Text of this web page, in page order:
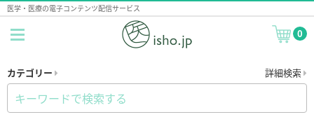
医学・医療の電子コンテンツ配信サービス
0
カテゴリー 詳細検索